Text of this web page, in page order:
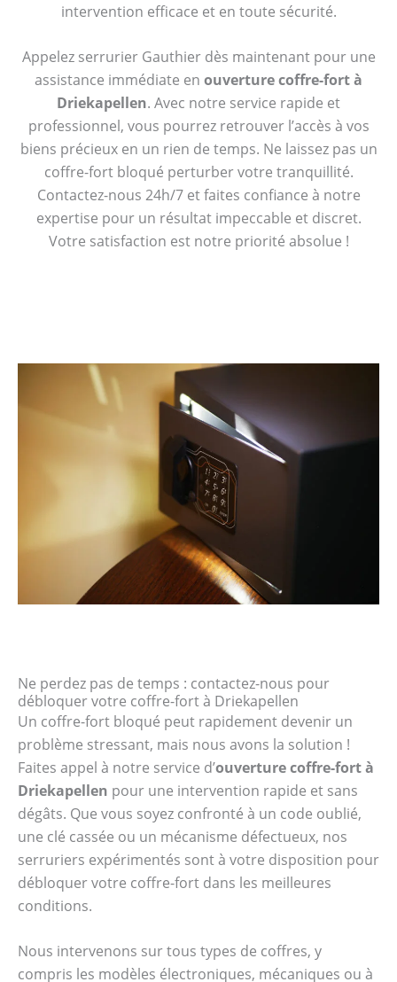
intervention efficace et en toute sécurité.
Appelez serrurier Gauthier dès maintenant pour une
assistance immédiate en ouverture coffre-fort à
Driekapellen. Avec notre service rapide et
professionnel, vous pourrez retrouver l’accès à vos
biens précieux en un rien de temps. Ne laissez pas un
coffre-fort bloqué perturber votre tranquillité.
Contactez-nous 24h/7 et faites confiance à notre
expertise pour un résultat impeccable et discret.
Votre satisfaction est notre priorité absolue !
Ne perdez pas de temps : contactez-nous pour
débloquer votre coffre-fort à Driekapellen
Un coffre-fort bloqué peut rapidement devenir un
problème stressant, mais nous avons la solution !
Faites appel à notre service d’ouverture coffre-fort à
Driekapellen pour une intervention rapide et sans
dégâts. Que vous soyez confronté à un code oublié,
une clé cassée ou un mécanisme défectueux, nos
serruriers expérimentés sont à votre disposition pour
débloquer votre coffre-fort dans les meilleures
conditions.
Nous intervenons sur tous types de coffres, y
compris les modèles électroniques, mécaniques ou à